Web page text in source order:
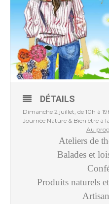
DÉTAILS
Dimanche 2 juillet, de 10h à
Journée Nature & Bien être à
Au
Ateliers de
Balades et
Produits naturels